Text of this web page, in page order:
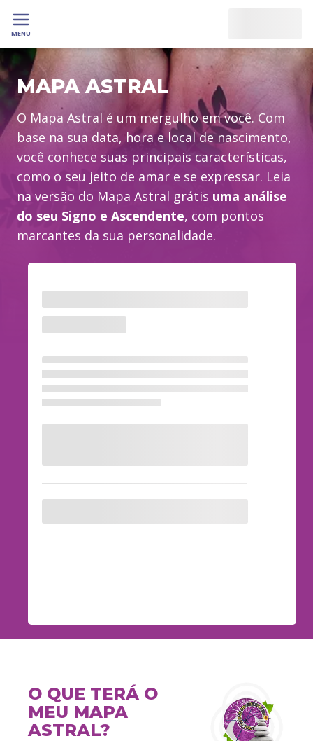
MENU
MAPA ASTRAL
O Mapa Astral é um mergulho em você. Com
base na sua data, hora e local de nascimento,
você conhece suas principais características,
como o seu jeito de amar e se expressar. Leia
na versão do Mapa Astral grátis uma análise
do seu Signo e Ascendente, com pontos
marcantes da sua personalidade.
O QUE TERÁ O
MEU MAPA
ASTRAL?